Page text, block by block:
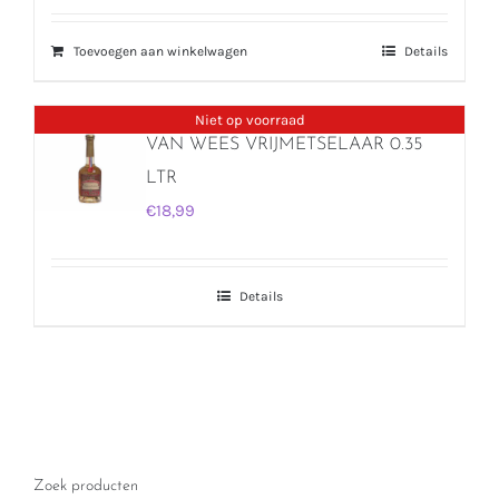
Toevoegen aan winkelwagen Details
Niet op voorraad
VAN WEES VRIJMETSELAAR 0.35
LTR
€18,99
Details
Zoek producten